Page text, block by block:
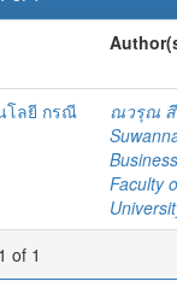
โลยี กรณี
ณวรุณ สี
Faculty
of 1